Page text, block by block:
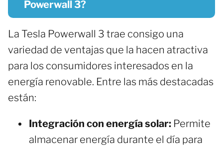
Powerwall 3?
La Tesla Powerwall 3 trae consigo una
variedad de ventajas que la hacen atractiva
para los consumidores interesados en la
energía renovable. Entre las más destacadas
están:
Integración con energía solar: Permite
almacenar energía durante el día para